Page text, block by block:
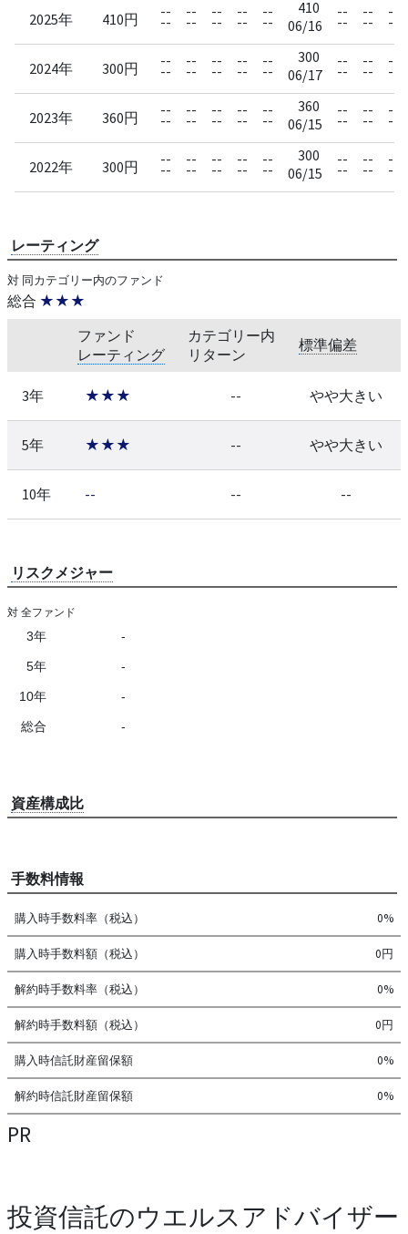
2025年 410円 --
--
--
--
--
--
--
--
--
--
410
06/16
--
--
--
--
--
--
2024年 300円 --
--
--
--
--
--
--
--
--
--
300
06/17
--
--
--
--
--
--
2023年 360円 --
--
--
--
--
--
--
--
--
--
360
06/15
--
--
--
--
--
--
2022年 300円 --
--
--
--
--
--
--
--
--
--
300
06/15
--
--
--
--
--
--
レーティング
対 同カテゴリー内のファンド
総合 ★★★
ファンド
レーティング
カテゴリー内
リターン
標準偏差
3年 ★★★ -- やや大きい
5年 ★★★ -- やや大きい
10年 -- -- --
リスクメジャー
対 全ファンド
3年 -
5年 -
10年 -
総合 -
資産構成比
手数料情報
購入時手数料率（税込） 0%
購入時手数料額（税込） 0円
解約時手数料率（税込） 0%
解約時手数料額（税込） 0円
購入時信託財産留保額 0%
解約時信託財産留保額 0%
PR
投資信託のウエルスアドバイザー